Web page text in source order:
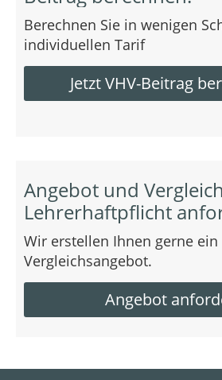
Berechnen Sie in wenigen
individuellen Tarif
Jetzt VHV-Beitrag
Angebot und
Lehrerhaftpflicht
Wir erstellen Ihnen gerne ein
Vergleichsangebot.
Angebot